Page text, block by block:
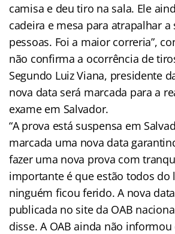
camisa e deu tiro na sala. Ele
cadeira e mesa para atrapalhar a
pessoas. Foi a maior correria”,
não confirma a ocorrência de
Segundo Luiz Viana, presidente
nova data será marcada para a
exame em Salvador.
“A prova está suspensa em
marcada uma nova data
fazer uma nova prova com
importante é que estão todos do
ninguém ficou ferido. A nova
publicada no site da OAB
disse. A OAB ainda não